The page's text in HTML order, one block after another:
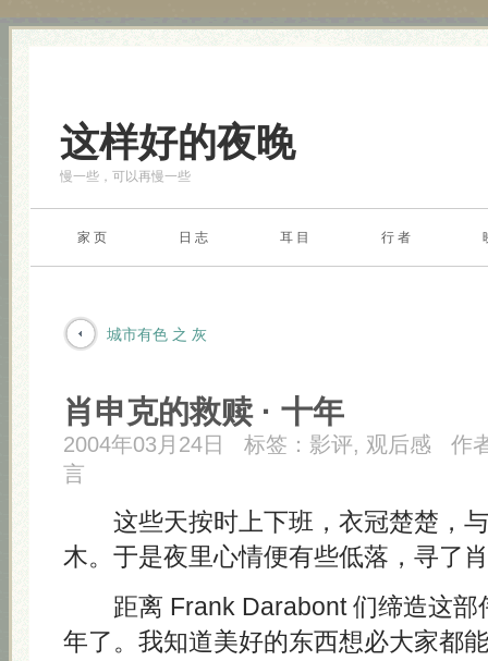
这样好的夜晚
慢一些，可以再慢一些
家 页 日 志 耳 目 行 者
城市有色 之 灰
肖申克的救赎 · 十年
2004年03月24日 标签： 影评, 观后感
作
言
这些天按时上下班，衣冠楚楚，与
木。于是夜里心情便有些低落，寻了
距离 Frank Darabont 们缔造这部
年了。我知道美好的东西想必大家都